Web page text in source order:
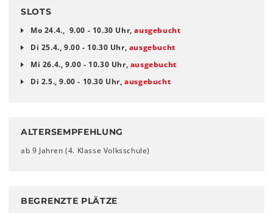
SLOTS
Mo 24.4., 9.00 - 10.30 Uhr, ausgebucht
Di 25.4., 9.00 - 10.30 Uhr, ausgebucht
Mi 26.4., 9.00 - 10.30 Uhr, ausgebucht
Di 2.5., 9.00 - 10.30 Uhr,ausgebucht
ALTERSEMPFEHLUNG
ab 9 Jahren (4. Klasse Volksschule)
BEGRENZTE PLÄTZE